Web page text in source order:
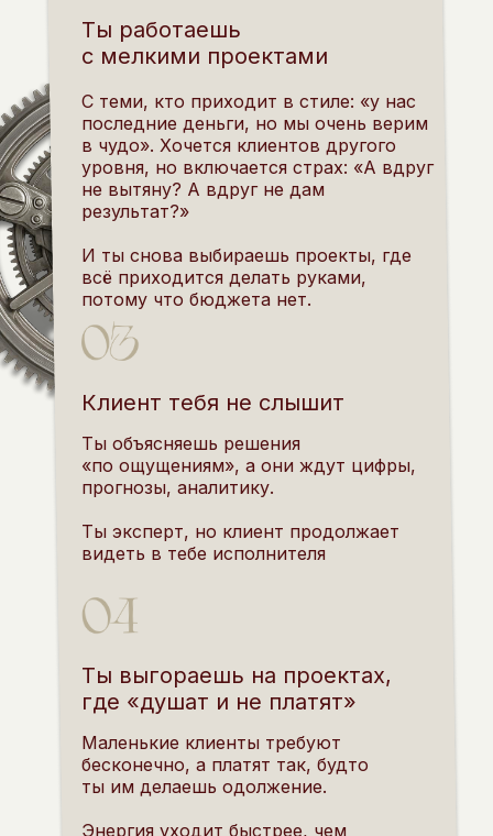
Клиент тебя не слышит
Ты объясняешь решения
«по ощущениям», а они ждут цифры,
прогнозы, аналитику.
Ты эксперт, но клиент продолжает
видеть в тебе исполнителя
Ты работаешь
с мелкими проектами
С теми, кто приходит в стиле: «у нас
последние деньги, но мы очень верим
в чудо». Хочется клиентов другого
уровня, но включается страх: «А вдруг
не вытяну? А вдруг не дам
результат?»
И ты снова выбираешь проекты, где
всё приходится делать руками,
потому что бюджета нет.
Ты выгораешь на проектах,
где «душат и не платят»
Маленькие клиенты требуют
бесконечно, а платят так, будто
ты им делаешь одолжение.
Энергия уходит быстрее, чем